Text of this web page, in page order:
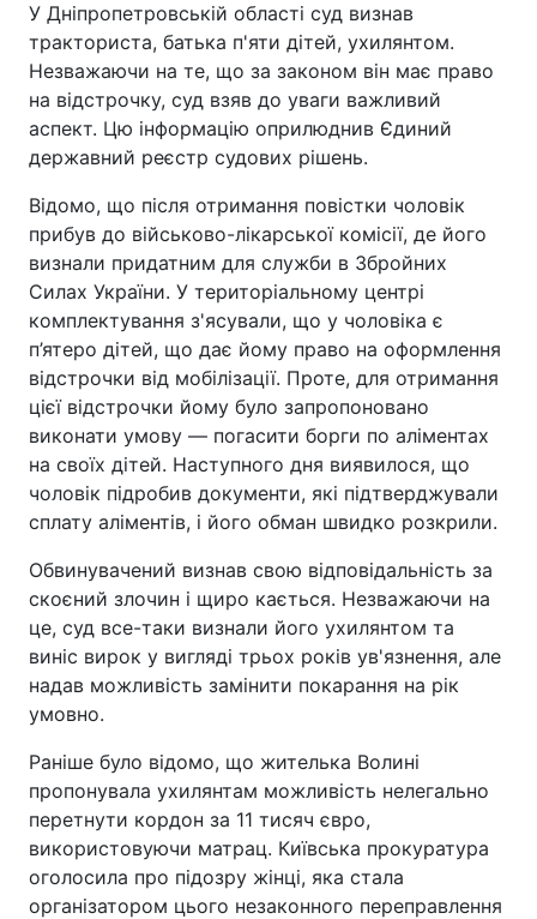
У Дніпропетровській області суд визнав
тракториста, батька п'яти дітей, ухилянтом.
Незважаючи на те, що за законом він має право
на відстрочку, суд взяв до уваги важливий
аспект. Цю інформацію оприлюднив Єдиний
державний реєстр судових рішень.
Відомо, що після отримання повістки чоловік
прибув до військово-лікарської комісії, де його
визнали придатним для служби в Збройних
Силах України. У територіальному центрі
комплектування з'ясували, що у чоловіка є
п’ятеро дітей, що дає йому право на оформлення
відстрочки від мобілізації. Проте, для отримання
цієї відстрочки йому було запропоновано
виконати умову — погасити борги по аліментах
на своїх дітей. Наступного дня виявилося, що
чоловік підробив документи, які підтверджували
сплату аліментів, і його обман швидко розкрили.
Обвинувачений визнав свою відповідальність за
скоєний злочин і щиро кається. Незважаючи на
це, суд все-таки визнали його ухилянтом та
виніс вирок у вигляді трьох років ув'язнення, але
надав можливість замінити покарання на рік
умовно.
Раніше було відомо, що жителька Волині
пропонувала ухилянтам можливість нелегально
перетнути кордон за 11 тисяч євро,
використовуючи матрац. Київська прокуратура
оголосила про підозру жінці, яка стала
організатором цього незаконного переправлення